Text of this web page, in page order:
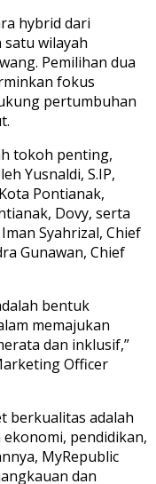
hybrid dari
satu wilayah
Pemilihan dua
fokus
pertumbuhan
tokoh penting,
Yusnaldi, S.IP,
Pontianak,
Dovy, serta
Syahrizal, Chief
Gunawan, Chief
bentuk
memajukan
dan inklusif,”
Officer
berkualitas adalah
pendidikan,
MyRepublic
dan